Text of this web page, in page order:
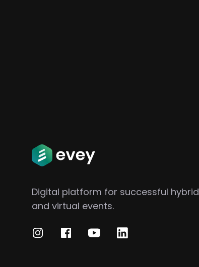
Digital platform for successful hybrid
and virtual events.